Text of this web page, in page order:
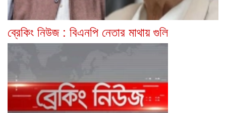
ব্রেকিং নিউজ : বিএনপি নেতার মাথায় গুলি